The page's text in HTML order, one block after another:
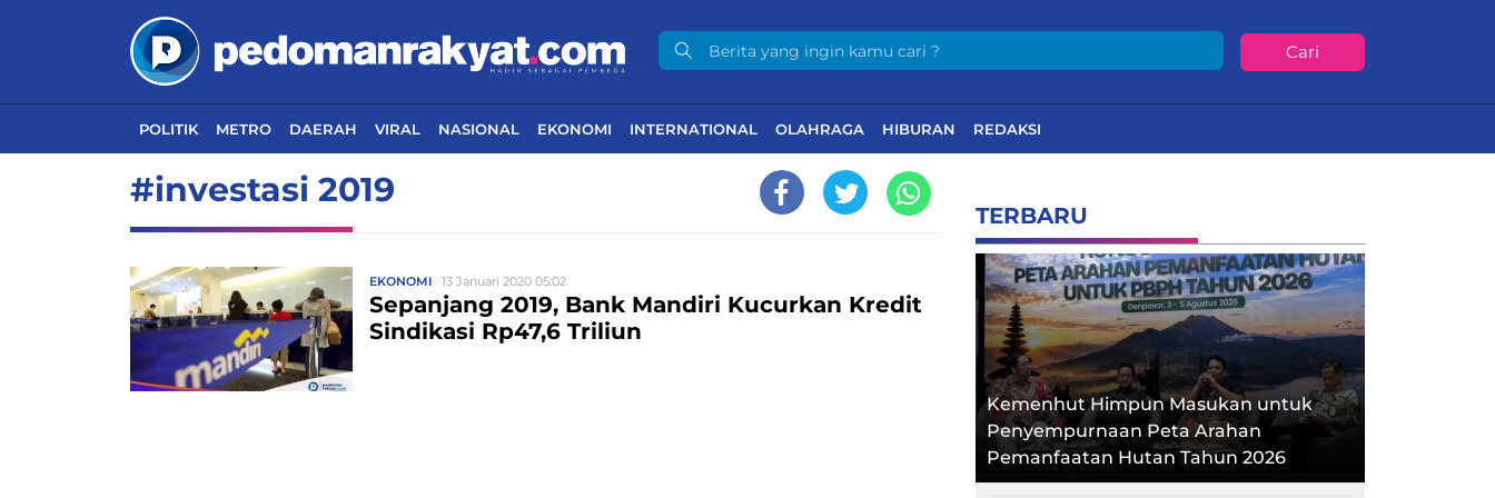
Cari
POLITIK METRO DAERAH VIRAL NASIONAL EKONOMI INTERNATIONAL OLAHRAGA HIBURAN REDAKSI
#investasi 2019
EKONOMI 13 Januari 2020 05:02
Sepanjang 2019, Bank Mandiri Kucurkan Kredit
Sindikasi Rp47,6 Triliun
TERBARU
Kemenhut Himpun Masukan untuk
Penyempurnaan Peta Arahan
Pemanfaatan Hutan Tahun 2026